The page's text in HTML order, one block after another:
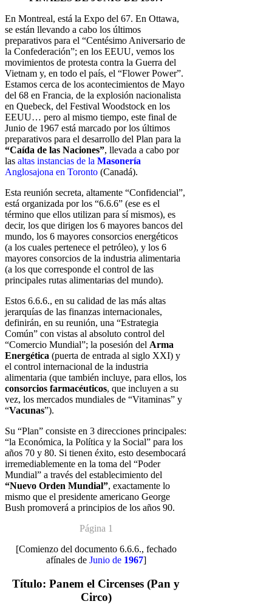
En Montreal, está la Expo del 67. En Ottawa,
se están llevando a cabo los últimos
preparativos para el “Centésimo Aniversario de
la Confederación”; en los EEUU, vemos los
movimientos de protesta contra la Guerra del
Vietnam y, en todo el país, el “Flower Power”.
Estamos cerca de los acontecimientos de Mayo
del 68 en Francia, de la explosión nacionalista
en Quebeck, del Festival Woodstock en los
EEUU… pero al mismo tiempo, este final de
Junio de 1967 está marcado por los últimos
preparativos para el desarrollo del Plan para la
“Caída de las Naciones”, llevada a cabo por
las altas instancias de la Masonería
Anglosajona en Toronto (Canadá).
Esta reunión secreta, altamente “Confidencial”,
está organizada por los “6.6.6” (ese es el
término que ellos utilizan para sí mismos), es
decir, los que dirigen los 6 mayores bancos del
mundo, los 6 mayores consorcios energéticos
(a los cuales pertenece el petróleo), y los 6
mayores consorcios de la industria alimentaria
(a los que corresponde el control de las
principales rutas alimentarias del mundo).
Estos 6.6.6., en su calidad de las más altas
jerarquías de las finanzas internacionales,
definirán, en su reunión, una “Estrategia
Común” con vistas al absoluto control del
“Comercio Mundial”; la posesión del Arma
Energética (puerta de entrada al siglo XXI) y
el control internacional de la industria
alimentaria (que también incluye, para ellos, los
consorcios farmacéuticos, que incluyen a su
vez, los mercados mundiales de “Vitaminas” y
“Vacunas”).
Su “Plan” consiste en 3 direcciones principales:
“la Económica, la Política y la Social” para los
años 70 y 80. Si tienen éxito, esto desembocará
irremediablemente en la toma del “Poder
Mundial” a través del establecimiento del
“Nuevo Orden Mundial”, exactamente lo
mismo que el presidente americano George
Bush promoverá a principios de los años 90.
Página 1
[Comienzo del documento 6.6.6., fechado
afínales de Junio de 1967]
Título: Panem el Circenses (Pan y
Circo)